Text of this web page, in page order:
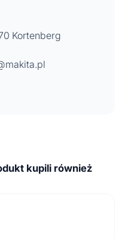
Kortenberg
kupili również